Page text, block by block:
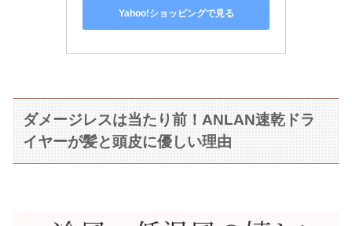
Yahoo!ショッピングで見る
ダメージレスは当たり前！ANLAN速乾ドラ
イヤーが髪と頭皮に優しい理由